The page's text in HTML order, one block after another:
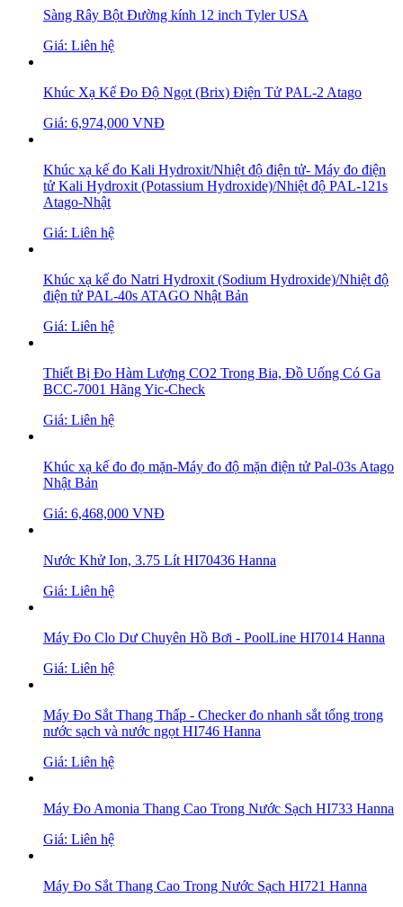
Sàng Rây Bột Đường kính 12 inch Tyler USA
Giá: Liên hệ
Khúc Xạ Kế Đo Độ Ngọt (Brix) Điện Tử PAL-2 Atago
Giá: 6,974,000 VNĐ
Khúc xạ kế đo Kali Hydroxit/Nhiệt độ điện tử- Máy đo điện
tử Kali Hydroxit (Potassium Hydroxide)/Nhiệt độ PAL-121s
Atago-Nhật
Giá: Liên hệ
Khúc xạ kế đo Natri Hydroxit (Sodium Hydroxide)/Nhiệt độ
điện tử PAL-40s ATAGO Nhật Bản
Giá: Liên hệ
Thiết Bị Đo Hàm Lượng CO2 Trong Bia, Đồ Uống Có Ga
BCC-7001 Hãng Yic-Check
Giá: Liên hệ
Khúc xạ kế đo đọ mặn-Máy đo độ mặn điện tử Pal-03s Atago
Nhật Bản
Giá: 6,468,000 VNĐ
Nước Khử Ion, 3.75 Lít HI70436 Hanna
Giá: Liên hệ
Máy Đo Clo Dư Chuyên Hồ Bơi - PoolLine HI7014 Hanna
Giá: Liên hệ
Máy Đo Sắt Thang Thấp - Checker đo nhanh sắt tổng trong
nước sạch và nước ngọt HI746 Hanna
Giá: Liên hệ
Máy Đo Amonia Thang Cao Trong Nước Sạch HI733 Hanna
Giá: Liên hệ
Máy Đo Sắt Thang Cao Trong Nước Sạch HI721 Hanna